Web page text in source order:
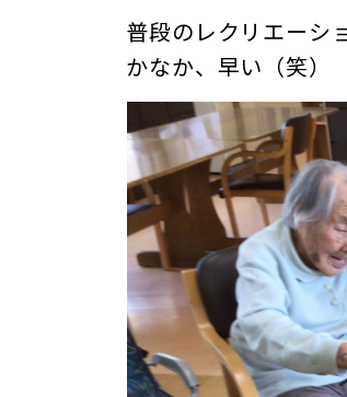
普段のレクリエーシ
かなか、早い（笑）